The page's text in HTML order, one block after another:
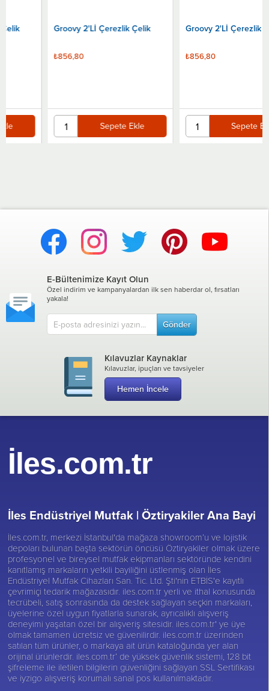
Groovy 2'Lİ Çerezlik Çelik
Sepete Ekle
Groovy 2'Lİ Çerezlik Çelik
Sepete Ekle
E-Bültenimize Kayıt Olun
Özel indirim ve kampanyalardan ilk sen haberdar ol, fırsatları
yakala!
Gönder
Kılavuzlar Kaynaklar
Kılavuzlar, ipuçları ve tavsiyeler
Hemen İncele
İles.com.tr
İles Endüstriyel Mutfak |Öztiryakiler Ana Bayi
İles.com.tr, merkezi İstanbul'da mağaza showroom’u ve lojistik
depoları bulunan başta sektörün öncüsü Öztiryakiler olmak üzere
profesyonel ve bireysel mutfak ekipmanları sektöründe kendini
kanıtlamış markaların yetkili bayiliğini üstlenmiş olan İles
Endüstriyel Mutfak Cihazları San. Tic. Ltd. Şti'nin ETBİS'e kayıtlı
çevrimiçi tedarik mağazasıdır. iles.com.tr yerli ve ithal konusunda
tecrübeli, satış sonrasında da destek sağlayan seçkin markaları,
üyelerine özel uygun fiyatlarla sunarak, ayrıcalıklı alışveriş
deneyimi yaşatan özel bir alışveriş sitesidir. iles.com.tr' ye üye
olmak tamamen ücretsiz ve güvenilirdir. iles.com.tr üzerinden
satılan tüm ürünler, o markaya ait ürün kataloğunda yer alan
orijinal ürünlerdir. iles.com.tr’ de yüksek güvenlik sistemi, 128 bit
şifreleme ile iletilen bilgilerin güvenliğini sağlayan SSL Sertifikası
ve iyzigo alışveriş korumalı sanal pos kullanılmaktadır.